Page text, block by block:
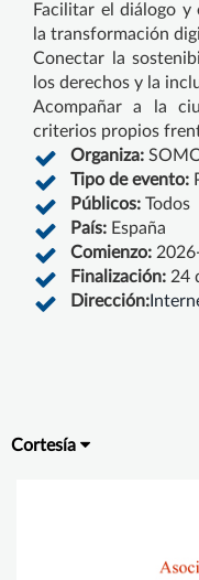
Facilitar el diálogo
la transformación
Conectar la
los derechos y la
Acompañar a la
criterios propios
Organiza:
Tipo de evento:
Públicos: Todos
País: España
Comienzo:
Finalización: 24
Dirección:
Cortesía